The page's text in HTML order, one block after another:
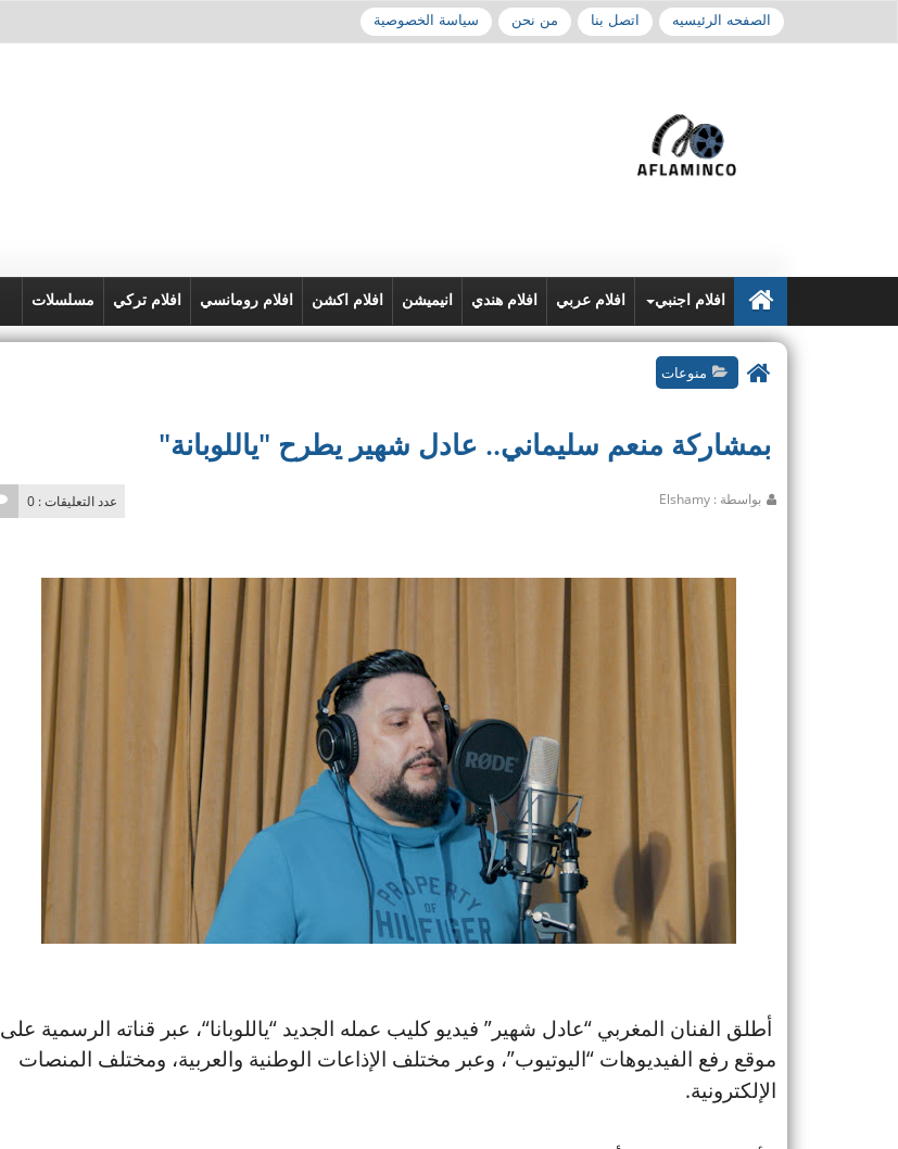
الصفحه الرئيسيه اتصل بنا من نحن سياسة الخصوصية
افلام اجنبي افلام عربي افلام هندي انيميشن افلام اكشن افلام رومانسي افلام تركي مسلسلات
منوعات
بمشاركة منعم سليماني.. عادل شهير يطرح "ياللوبانة"
عدد التعليقات : 0 بواسطة : Elshamy
أطلق الفنان المغربي “عادل شهير” فيديو كليب عمله الجديد “ياللوبانا“، عبر قناته الرسمية على
موقع رفع الفيديوهات “اليوتيوب”، وعبر مختلف الإذاعات الوطنية والعربية، ومختلف المنصات
الإلكترونية.